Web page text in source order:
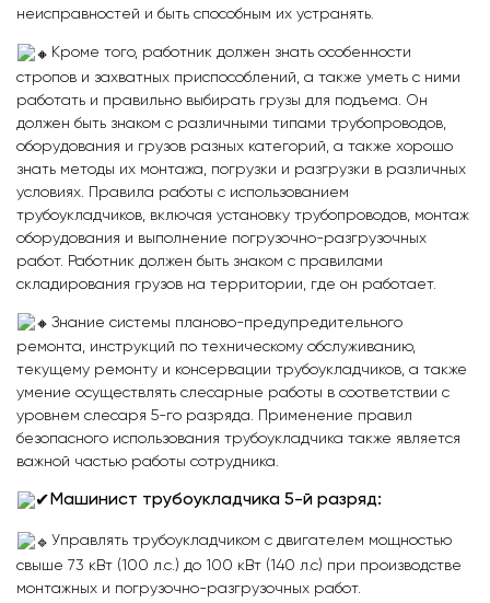
неисправностей и быть способным их устранять.
Кроме того, работник должен знать особенности
стропов и захватных приспособлений, а также уметь с ними
работать и правильно выбирать грузы для подъема. Он
должен быть знаком с различными типами трубопроводов,
оборудования и грузов разных категорий, а также хорошо
знать методы их монтажа, погрузки и разгрузки в различных
условиях. Правила работы с использованием
трубоукладчиков, включая установку трубопроводов, монтаж
оборудования и выполнение погрузочно-разгрузочных
работ. Работник должен быть знаком с правилами
складирования грузов на территории, где он работает.
Знание системы планово-предупредительного
ремонта, инструкций по техническому обслуживанию,
текущему ремонту и консервации трубоукладчиков, а также
умение осуществлять слесарные работы в соответствии с
уровнем слесаря 5-го разряда. Применение правил
безопасного использования трубоукладчика также является
важной частью работы сотрудника.
Машинист трубоукладчика 5-й разряд:
Управлять трубоукладчиком с двигателем мощностью
свыше 73 кВт (100 л.с.) до 100 кВт (140 л.с) при производстве
монтажных и погрузочно-разгрузочных работ.